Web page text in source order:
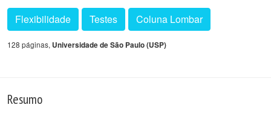
Flexibilidade Testes Coluna Lombar
128 páginas, Universidade de São Paulo (USP)
Resumo